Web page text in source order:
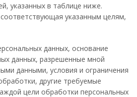
указанных в таблице ниже.
указанным целям,
данных, основание
данных, разрешенные мной
данными, условия и ограничения
другие требуемые
цели обработки персональных